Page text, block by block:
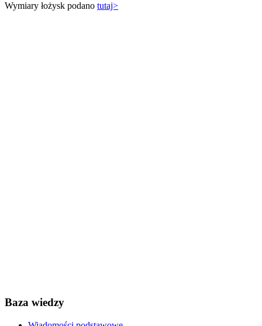
Wymiary łożysk podano tutaj>
Baza wiedzy